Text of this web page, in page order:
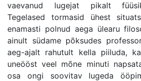
vaevanud lugejat pikalt
Tegelased tormasid ühest
enamasti polnud aega ülearu
ainult südame põksudes
aeg-ajalt rahutult kella piiluda,
uneööst veel mõne minuti
osa ongi soovitav lugeda